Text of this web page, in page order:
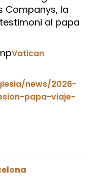
Companys, la
al papa
Vatican
news/2026-
papa-viaje-